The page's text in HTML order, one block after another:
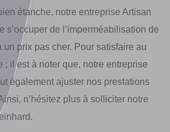
étanche, notre entreprise Artisan
s’occuper de l’imperméabilisation de
un prix pas cher. Pour satisfaire au
; il est à noter que, notre entreprise
également ajuster nos prestations
n’hésitez plus à solliciter notre